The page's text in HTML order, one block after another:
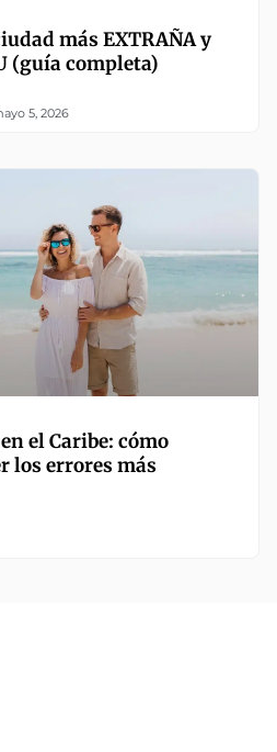
más EXTRAÑA y
(guía completa)
5, 2026
el Caribe: cómo
los errores más